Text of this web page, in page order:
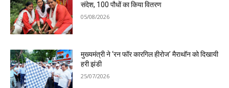
संदेश, 100 पौधों का किया वितरण
05/08/2026
मुख्यमंत्री ने ‘रन फॉर कारगिल हीरोज’ मैराथॉन को दिखायी
हरी झंडी
25/07/2026